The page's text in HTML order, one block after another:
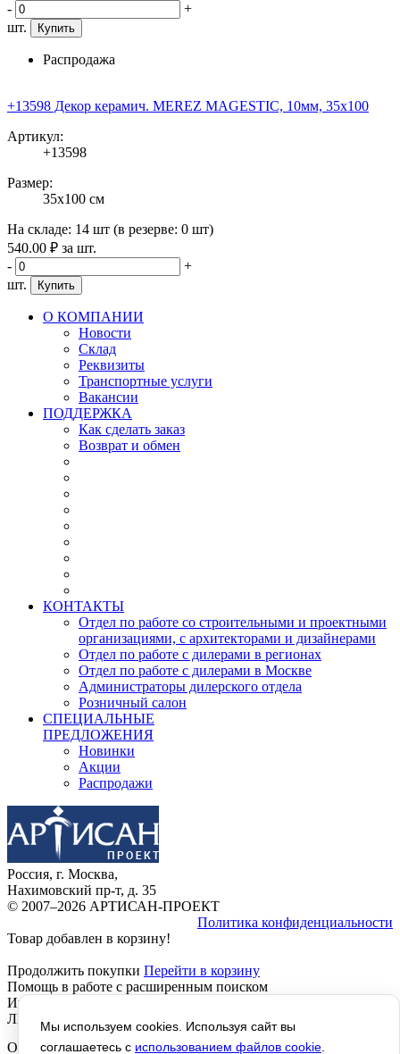
-
+
шт.
Купить
Распродажа
+13598 Декор керамич. MEREZ MAGESTIC, 10мм, 35x100
Артикул:
+13598
Размер:
35x100 см
На складе: 14 шт (в резерве: 0 шт)
540.00 ₽ за шт.
-
+
шт.
Купить
О КОМПАНИИ
Новости
Склад
Реквизиты
Транспортные услуги
Вакансии
ПОДДЕРЖКА
Как сделать заказ
Возврат и обмен
КОНТАКТЫ
Отдел по работе со строительными и проектными
организациями, с архитекторами и дизайнерами
Отдел по работе с дилерами в регионах
Отдел по работе с дилерами в Москве
Администраторы дилерского отдела
Розничный салон
СПЕЦИАЛЬНЫЕ
ПРЕДЛОЖЕНИЯ
Новинки
Акции
Распродажи
Россия, г. Москва,
Нахимовский пр-т, д. 35
© 2007–2026 АРТИСАН-ПРОЕКТ
Политика конфиденциальности
Товар добавлен в корзину!
Продолжить покупки Перейти в корзину
Помощь в работе с расширенным поиском
Инструкция расширенный Поиск, работает везде, КРОМЕ
ЛИЧНОГО КАБИНЕТА, там не отображается текст!
Отображается левое название - Помощь в работе с
Мы используем cookies. Используя сайт вы
соглашаетесь с использованием файлов cookie